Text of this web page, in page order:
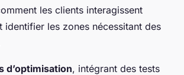
les clients interagissent
identifier les zones nécessitant des
d’optimisation, intégrant des tests